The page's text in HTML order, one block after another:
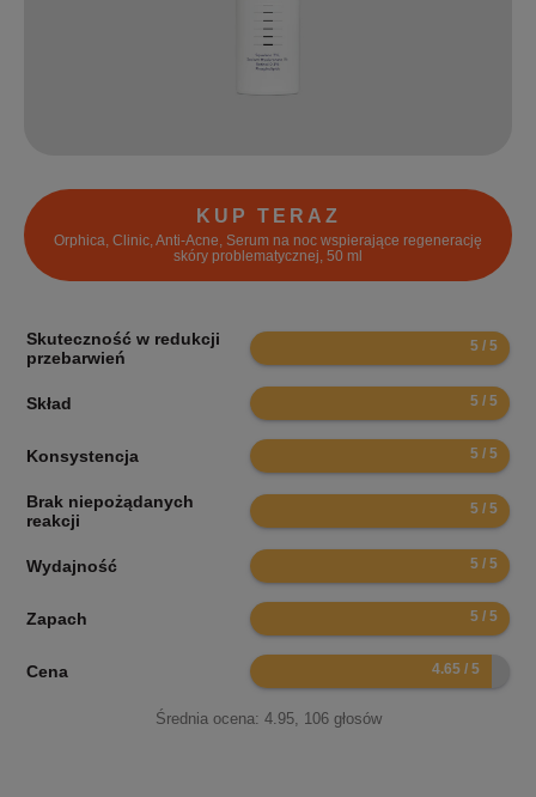
KUP TERAZ
Orphica, Clinic, Anti-Acne, Serum na noc wspierające regenerację
skóry problematycznej, 50 ml
Skuteczność w redukcji
przebarwień
10
Skład 10
Konsystencja 10
Brak niepożądanych
reakcji
10
Wydajność 10
Zapach 10
Cena 9.3
Średnia ocena: 4.95, 106głosów